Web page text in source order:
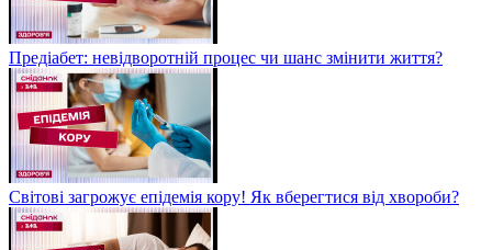
Предіабет: невідворотній процес чи шанс змінити життя?
Світові загрожує епідемія кору! Як вберегтися від хвороби?